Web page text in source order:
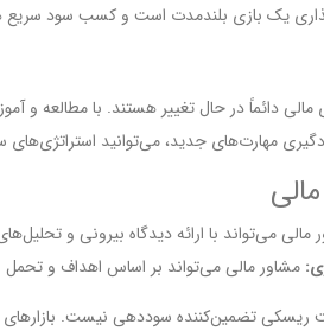
یک بازی بلندمدت است و کسب سود سریع
مالی دائماً در حال تغییر هستند. با مطالعه
مهارت‌های جدید، می‌توانید
مالی می‌تواند با ارائه دیدگاه بیرونی و
مشاور مالی می‌تواند بر اساس اهداف و
ریسکی تضمین‌کننده سوددهی نیست. بازارهای